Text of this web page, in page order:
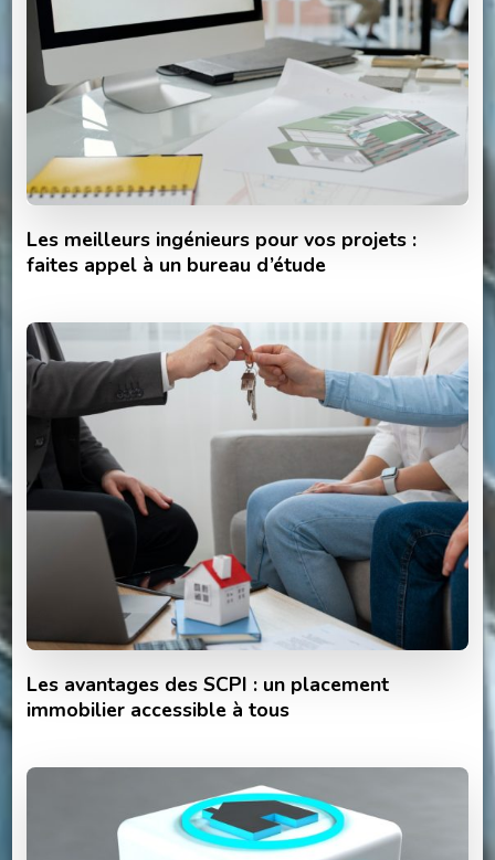
Les meilleurs ingénieurs pour vos projets :
faites appel à un bureau d’étude
Les avantages des SCPI : un placement
immobilier accessible à tous